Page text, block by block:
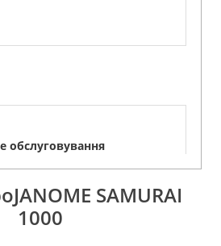
обслуговування
SAMURAI
1000